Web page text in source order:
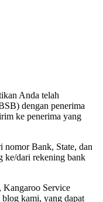
Anda telah
dengan penerima
ke penerima yang
Bank, State, dan
ke/dari rekening bank
Service
kami, yang dapat